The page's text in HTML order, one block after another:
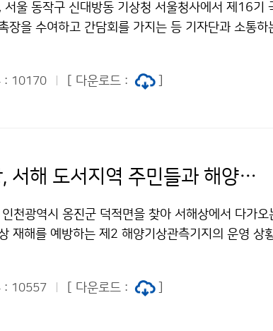
울 동작구 신대방동 기상청 서울청사에서 제16기
장을 수여하고 간담회를 가지는 등 기자단과 소통하
: 10170 [ 다운로드 :
유희동 기상청장, 서해 도서지역 주민들과 해양서비스 관련 현장 소통
천광역시 옹진군 덕적면을 찾아 서해상에서 다가오
재해를 예방하는 제2 해양기상관측기지의 운영 상
: 10557 [ 다운로드 :